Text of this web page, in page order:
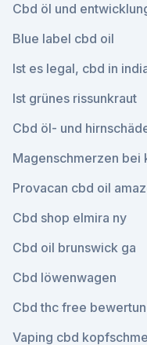
Cbd öl und
Blue label cbd oil
Ist es legal, cbd in
Ist grünes rissunkraut
Cbd öl- und
Magenschmerzen bei
Provacan cbd oil
Cbd shop elmira ny
Cbd oil brunswick ga
Cbd löwenwagen
Cbd thc free
Vaping cbd